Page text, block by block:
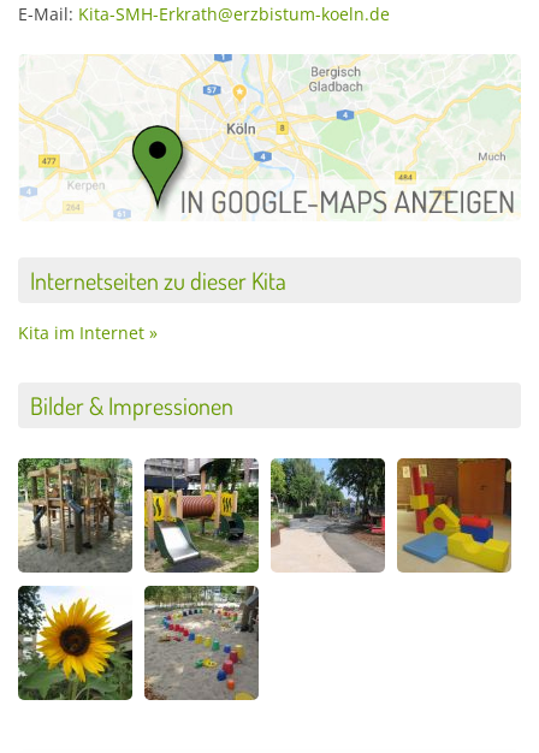
E-Mail: Kita-SMH-Erkrath@erzbistum-koeln.de
Internetseiten zu dieser Kita
Kita im Internet »
Bilder & Impressionen